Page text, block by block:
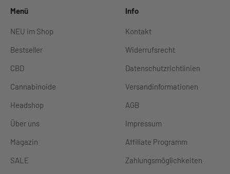
Menü
NEU im Shop
Bestseller
CBD
Cannabinoide
Headshop
Über uns
Magazin
SALE
Info
Kontakt
Widerrufsrecht
Datenschutzrichtlinien
Versandinformationen
AGB
Impressum
Affiliate Programm
Zahlungsmöglichkeiten